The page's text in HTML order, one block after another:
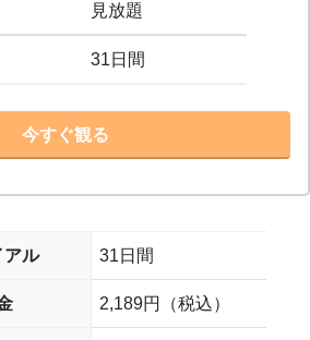
見放題
31日間
今すぐ観る
アル 31日間
2,189円（税込）